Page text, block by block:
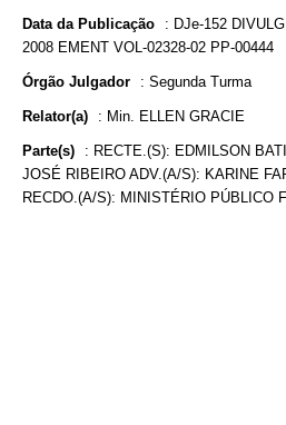
Data da Publicação : DJe-152
2008 EMENT VOL-02328-02 PP-00444
Órgão Julgador : Segunda Turma
Relator(a) : Min. ELLEN GRACIE
Parte(s) : RECTE.(S): EDMILSON
JOSÉ RIBEIRO ADV.(A/S): KARINE
RECDO.(A/S): MINISTÉRIO PÚBLICO